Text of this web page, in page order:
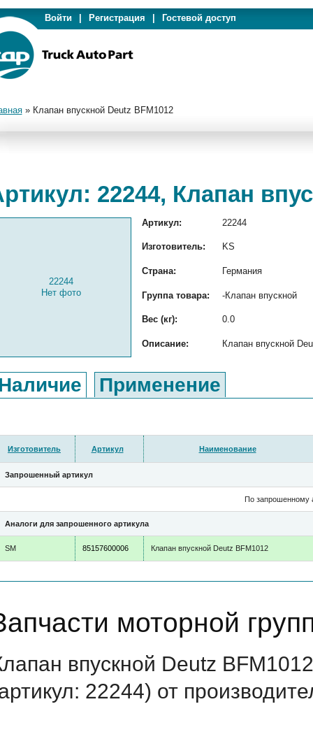
Войти Регистрация Гостевой доступ
» Клапан впускной Deutz BFM1012
22244, Клапан
22244
Нет фото
Артикул: 22244
Изготовитель: KS
Страна: Германия
Группа товара: -Клапан впускной
Вес (кг): 0.0
Описание: Клапан впускной
Применение
Изготовитель Артикул Наименование
Запрошенный артикул
По запрошенному
Аналоги для запрошенного артикула
SM 85157600006 Клапан впускной Deutz BFM1012
моторной
впускной Deutz
22244) от